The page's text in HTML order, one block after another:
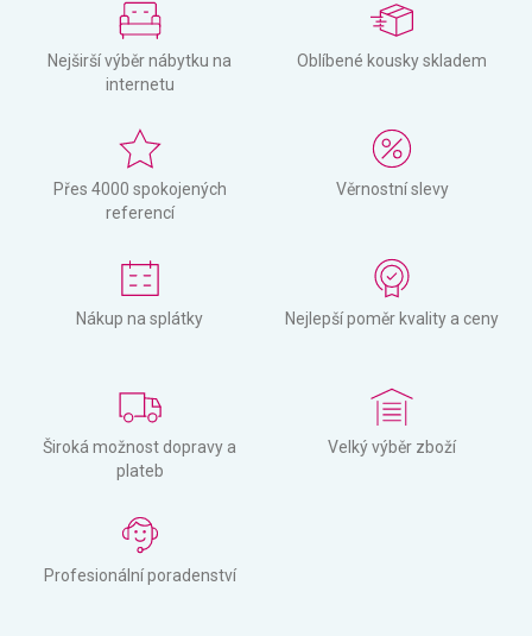
Nejširší výběr nábytku na
internetu
Oblíbené kousky skladem
Přes 4000 spokojených
referencí
Věrnostní slevy
Nákup na splátky Nejlepší poměr kvality a ceny
Široká možnost dopravy a
plateb
Velký výběr zboží
Profesionální poradenství